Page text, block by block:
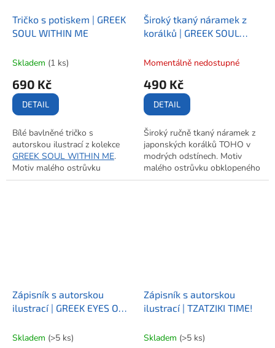
Tričko s potiskem | GREEK
SOUL WITHIN ME
Skladem (1 ks)
690 Kč
DETAIL
Bílé bavlněné tričko s
autorskou ilustrací z kolekce
GREEK SOUL WITHIN ME.
Motiv malého ostrůvku
obklopeného mořem vznikl z
Široký tkaný náramek z
korálků | GREEK SOUL
Momentálně nedostupné
490 Kč
DETAIL
Široký ručně tkaný náramek z
japonských korálků TOHO v
modrých odstínech. Motiv
malého ostrůvku obklopeného
mořem z kolekceGREEK SOUL
Zápisník s autorskou
ilustrací | GREEK EYES ON
Skladem (>5 ks)
Zápisník s autorskou
ilustrací | TZATZIKI TIME!
Skladem (>5 ks)